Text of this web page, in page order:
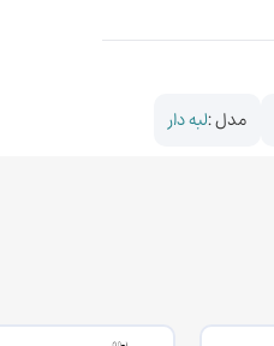
مدل :لبه دار